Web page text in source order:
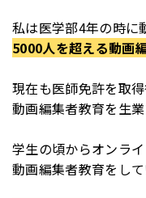
私は医学部4年の時に
5000人を超える動画
現在も医師免許を取
動画編集者教育を生業
学生の頃からオンラ
動画編集者教育をして